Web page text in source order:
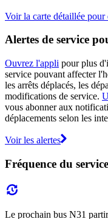
Voir la carte détaillée pour
Alertes de service
Ouvrez l'appli pour plus
service pouvant affecter
les arrêts déplacés, les
modifications de service.
vous abonner aux
déplacements selon les
Voir les alertes
Fréquence du
Le prochain bus N31